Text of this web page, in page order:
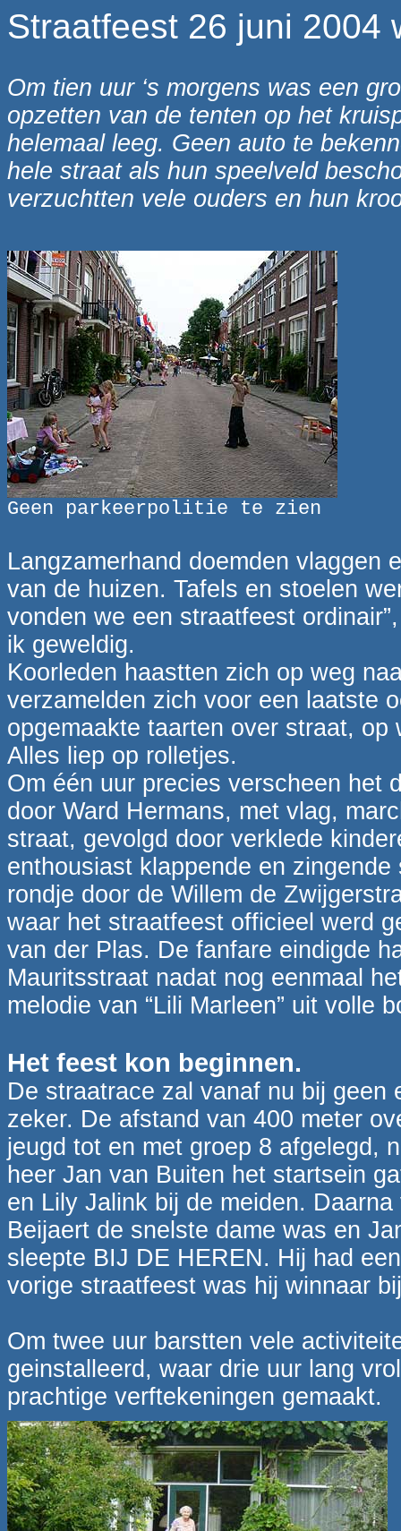
Straatfeest 26 juni 2004
Om tien uur ‘s morgens was een
opzetten van de tenten op het
helemaal leeg. Geen auto te
hele straat als hun speelveld
verzuchtten vele ouders en hun
Geen parkeerpolitie te zien
Langzamerhand doemden vlaggen
van de huizen. Tafels en stoelen
vonden we een straatfeest
ik geweldig.
Koorleden haastten zich op weg
verzamelden zich voor een laatste
opgemaakte taarten over straat,
Alles liep op rolletjes.
Om één uur precies verscheen het
door Ward Hermans, met vlag,
straat, gevolgd door verklede
enthousiast klappende en
rondje door de Willem de
waar het straatfeest officieel werd
van der Plas. De fanfare eindigde
Mauritsstraat nadat nog eenmaal
melodie van “Lili Marleen” uit volle
Het feest kon beginnen.
De straatrace zal vanaf nu bij
zeker. De afstand van 400 meter
jeugd tot en met groep 8 afgelegd,
heer Jan van Buiten het startsein
en Lily Jalink bij de meiden.
Beijaert de snelste dame was en
sleepte BIJ DE HEREN. Hij had
vorige straatfeest was hij winnaar
Om twee uur barstten vele
geinstalleerd, waar drie uur lang
prachtige verftekeningen gemaakt.